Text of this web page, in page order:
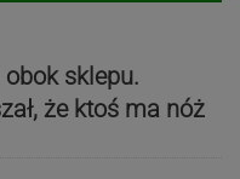
sklepu.
że ktoś ma nóż